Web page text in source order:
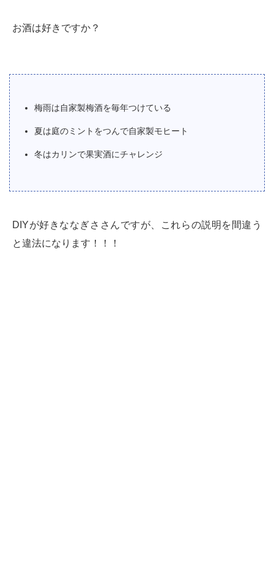
お酒は好きですか？
梅雨は自家製梅酒を毎年つけている
夏は庭のミントをつんで自家製モヒート
冬はカリンで果実酒にチャレンジ
DIYが好きななぎささんですが、これらの説明を間違う
と違法になります！！！